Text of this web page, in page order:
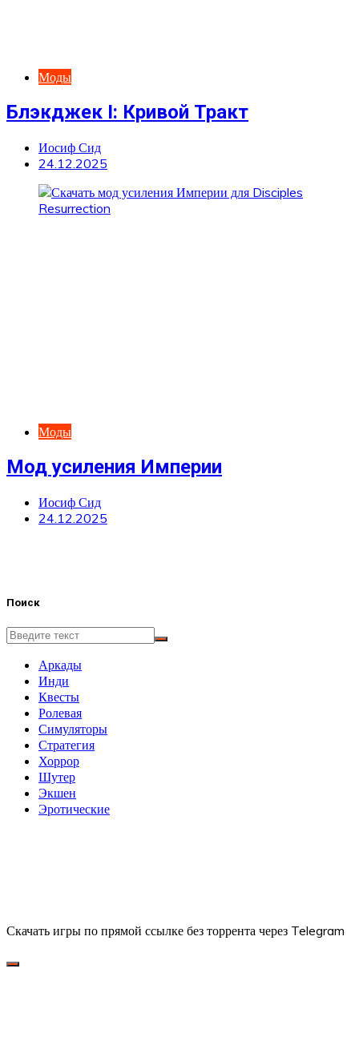
Моды
Блэкджек I: Кривой Тракт
Иосиф Сид
24.12.2025
Моды
Мод усиления Империи
Иосиф Сид
24.12.2025
Поиск
Аркады
Инди
Квесты
Ролевая
Симуляторы
Стратегия
Хоррор
Шутер
Экшен
Эротические
Скачать игры по прямой ссылке без торрента через Telegram